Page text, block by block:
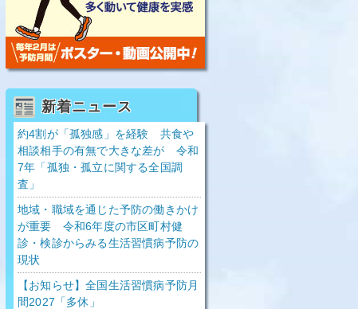
新着ニュース
約4割が「孤独感」を経験 共食や
相談相手の有無で大きな差が 令和
7年「孤独・孤立に関する全国調
査」
地域・職域を通じた予防の働きかけ
が重要 令和6年度の市区町村健
診・検診からみる生活習慣病予防の
現状
【お知らせ】全国生活習慣病予防月
間2027「多休」